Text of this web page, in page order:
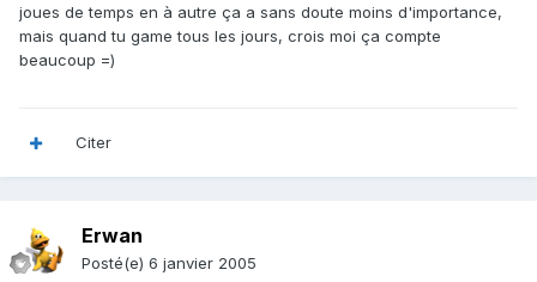
joues de temps en à autre ça a sans doute moins d'importance,
mais quand tu game tous les jours, crois moi ça compte
beaucoup =)
Citer
Erwan
Posté(e) 6 janvier 2005